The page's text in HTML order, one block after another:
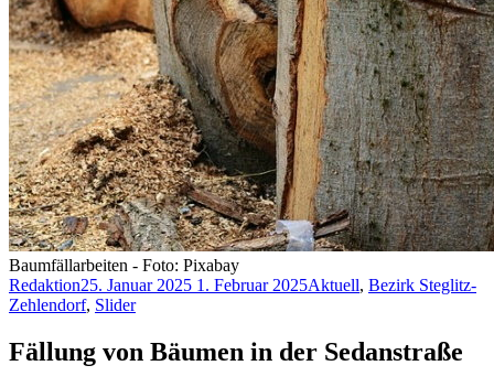
Baumfällarbeiten - Foto: Pixabay
Redaktion25. Januar 2025 1. Februar 2025Aktuell, Bezirk Steglitz-
Zehlendorf, Slider
Fällung von Bäumen in der Sedanstraße